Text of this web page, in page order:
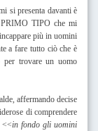
si presenta davanti è
TIPO che mi
più in uomini
a fare tutto ciò che è
per trovare un uomo
affermando decise
di comprendere
<<in fondo gli uomini